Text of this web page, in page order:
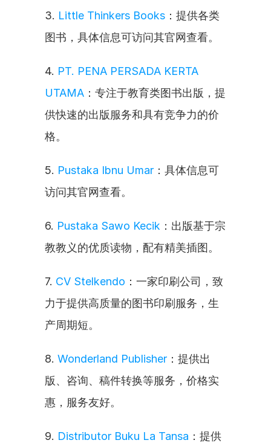
3. Little Thinkers Books ：提供各类
图书，具体信息可访问其官网查看。
4. PT. PENA PERSADA KERTA
UTAMA ：专注于教育类图书出版，提
供快速的出版服务和具有竞争力的价
格。
5. Pustaka Ibnu Umar ：具体信息可
访问其官网查看。
6. Pustaka Sawo Kecik ：出版基于宗
教教义的优质读物，配有精美插图。
7. CV Stelkendo ：一家印刷公司，致
力于提供高质量的图书印刷服务，生
产周期短。
8. Wonderland Publisher ：提供出
版、咨询、稿件转换等服务，价格实
惠，服务友好。
9. Distributor Buku La Tansa ：提供